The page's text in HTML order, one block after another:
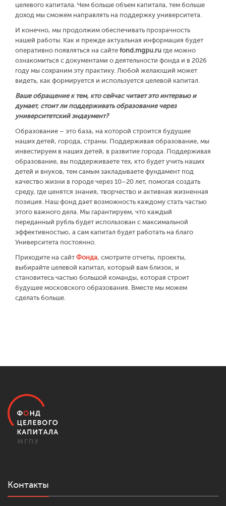
целевого капитала. Чем больше объем капитала, тем больше
доход мы сможем направлять на поддержку университета.
И конечно, мы продолжим обеспечивать прозрачность
нашей работы. Как и прежде актуальная информация будет
оперативно появляться на сайте fond.mgpu.ru где можно
ознакомиться с документами о деятельности фонда и в 2026
году мы сохраним эту практику. Любой желающий может
видеть, как формируется и используется целевой капитал.
Ваше обращение к тем, кто сейчас читает это интервью и
думает, стоит ли поддерживать образование через
университетский эндаумент?
Образование – это база, на которой строится будущее
наших детей, города, страны. Поддерживая образование, мы
инвестируем в наших детей, в развитие города. Поддерживая
образование, вы поддерживаете тех, кто будет учить наших
детей и внуков, тем самым закладываете фундамент под
качество жизни в городе через 10–20 лет, помогая создать
среду, где ценятся знания, творчество и активная жизненная
позиция. Наш фонд дает возможность каждому стать частью
этого важного дела. Мы гарантируем, что каждый
переданный рубль будет использован с максимальной
эффективностью, а сам капитал будет работать на благо
Университета постоянно.
Приходите на сайт Фонда, смотрите отчеты, проекты,
выбирайте целевой капитал, который вам близок, и
становитесь частью большой команды, которая строит
будущее московского образования. Вместе мы можем
сделать больше.
Контакты